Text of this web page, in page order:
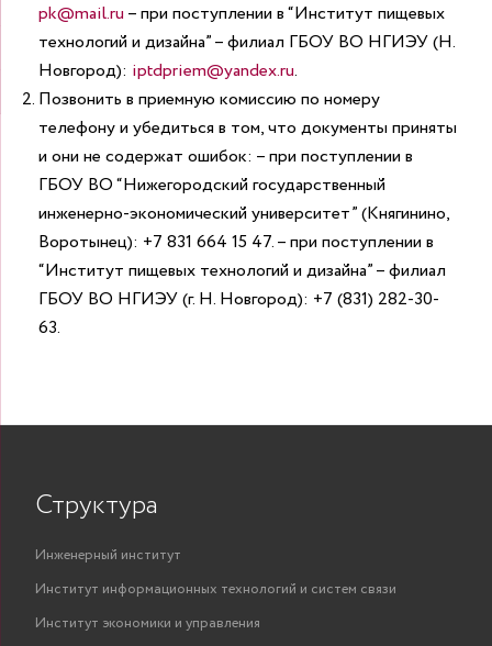
pk@mail.ru – при поступлении в “Институт пищевых
технологий и дизайна” – филиал ГБОУ ВО НГИЭУ (Н.
Новгород): iptdpriem@yandex.ru.
Позвонить в приемную комиссию по номеру
телефону и убедиться в том, что документы приняты
и они не содержат ошибок: – при поступлении в
ГБОУ ВО “Нижегородский государственный
инженерно-экономический университет” (Княгинино,
Воротынец): +7 831 664 15 47.– при поступлении в
“Институт пищевых технологий и дизайна” – филиал
ГБОУ ВО НГИЭУ (г. Н. Новгород): +7 (831) 282-30-
63.
Структура
Инженерный институт
Институт информационных технологий и систем связи
Институт экономики и управления